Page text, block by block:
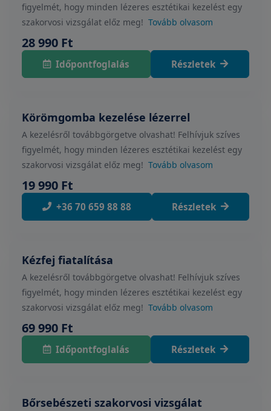
figyelmét, hogy minden lézeres esztétikai kezelést egy
szakorvosi vizsgálat előz meg! Tovább olvasom
28 990 Ft
Időpontfoglalás Részletek
Körömgomba kezelése lézerrel
A kezelésről továbbgörgetve olvashat! Felhívjuk szíves
figyelmét, hogy minden lézeres esztétikai kezelést egy
szakorvosi vizsgálat előz meg! Tovább olvasom
19 990 Ft
+36 70 659 88 88 Részletek
Kézfej fiatalítása
A kezelésről továbbgörgetve olvashat! Felhívjuk szíves
figyelmét, hogy minden lézeres esztétikai kezelést egy
szakorvosi vizsgálat előz meg! Tovább olvasom
69 990 Ft
Időpontfoglalás Részletek
Bőrsebészeti szakorvosi vizsgálat